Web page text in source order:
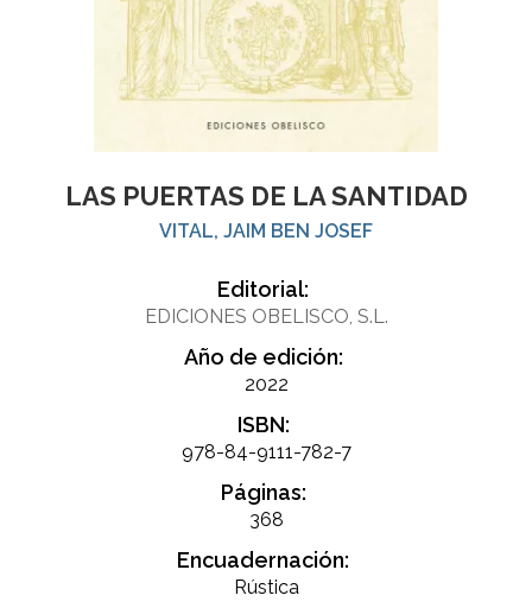
LAS PUERTAS DE LA SANTIDAD
VITAL, JAIM BEN JOSEF
Editorial:
EDICIONES OBELISCO, S.L.
Año de edición:
2022
ISBN:
978-84-9111-782-7
Páginas:
368
Encuadernación:
Rústica